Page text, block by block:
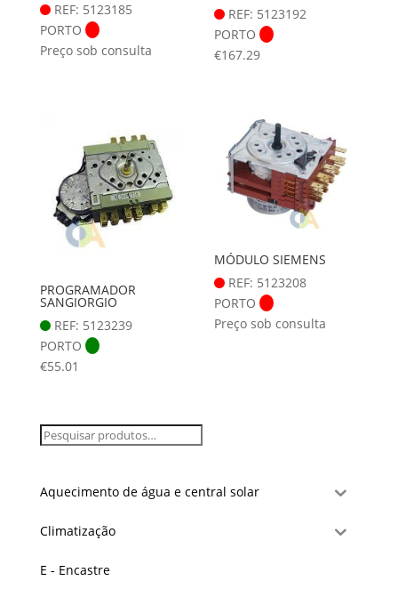
REF: 5123185
PORTO
Preço sob consulta
REF: 5123192
PORTO
€167.29
PROGRAMADOR
SANGIORGIO
REF: 5123239
PORTO
€55.01
MÓDULO SIEMENS
REF: 5123208
PORTO
Preço sob consulta
Aquecimento de água e central solar
Climatização
E - Encastre